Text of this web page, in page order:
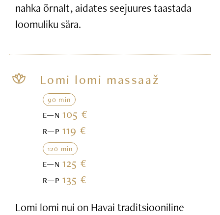
nahka õrnalt, aidates seejuures taastada
loomuliku sära.
Lomi lomi massaaž
90 min
E—N105 €
R—P119 €
120 min
E—N125 €
R—P135 €
Lomi lomi nui on Havai traditsiooniline